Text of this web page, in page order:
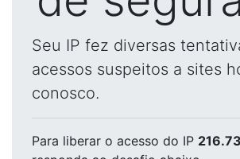
Seu IP fez diversas
acessos suspeitos a sites
conosco.
Para liberar o acesso do IP